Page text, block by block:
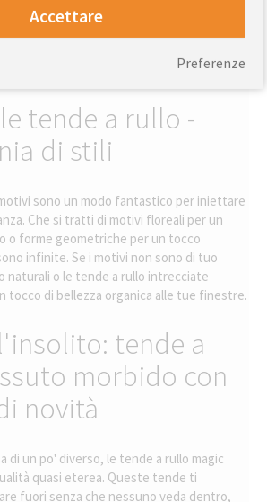
gommati e completamente oscuranti;
tende a rullo -
di stili
sono un modo fantastico per iniettare
Che si tratti di motivi floreali per un
o forme geometriche per un tocco
infinite. Se i motivi non sono di tuo
naturali o le tende a rullo intrecciate
tocco di bellezza organica alle tue finestre.
tende a
morbido con
novità
di un po' diverso, le tende a rullo magic
quasi eterea. Queste tende ti
fuori senza che nessuno veda dentro,
Accettare
Preferenze